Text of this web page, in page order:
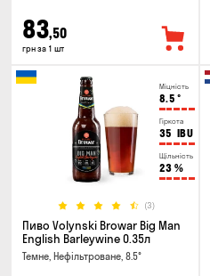
83,50
грн за 1 шт
Міцність
8.5 °
Гіркота
35 IBU
Щільність
23 %
(3)
Пиво Volynski Browar Big Man
English Barleywine 0.35л
Темне, Нефільтроване, 8.5°